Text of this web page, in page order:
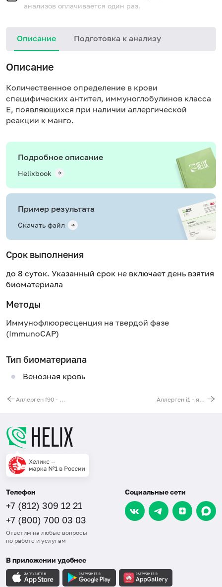
анализов оплачивается один раз.
Описание Подготовка к анализу
Описание
Количественное определение в крови
специфических антител, иммуноглобулинов класса
E, появляющихся при наличии аллергической
реакции к манго.
Подробное описание
Helixbook
Пример результата
Скачать файл
Срок выполнения
до 8 суток. Указанный срок не включает день взятия
биоматериала
Методы
Иммунофлюоресценция на твердой фазе
(ImmunoCAP)
Тип биоматериала
Венозная кровь
Аллерген f90 - солод, IgE (ImmunoCAP) Аллерген i1 - яд пчелы домашней, IgE (ImmunoCAP)
Телефон
+7 (812) 309 12 21
+7 (800) 700 03 03
Ответим на любые вопросы
по работе и услугам
Социальные сети
В приложении удобнее